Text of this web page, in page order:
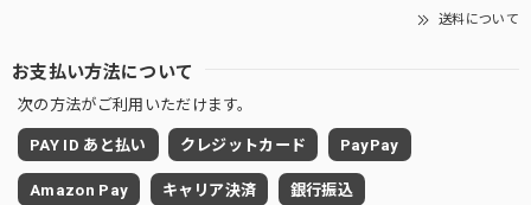
送料について
お支払い方法について
次の方法がご利用いただけます。
PAY ID あと払い クレジットカード PayPay
Amazon Pay キャリア決済 銀行振込